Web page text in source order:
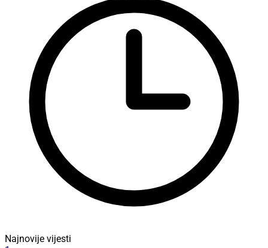
Najnovije vijesti